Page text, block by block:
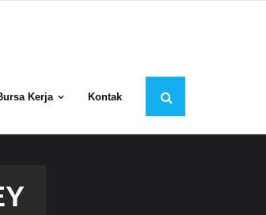
Kerja Kontak